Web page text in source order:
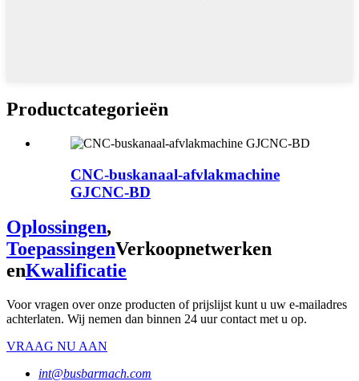
Productcategorieën
CNC-buskanaal-afvlakmachine
GJCNC-BD
Oplossingen,
ToepassingenVerkoopnetwerken
enKwalificatie
Voor vragen over onze producten of prijslijst kunt u uw e-mailadres
achterlaten. Wij nemen dan binnen 24 uur contact met u op.
VRAAG NU AAN
int@busbarmach.com